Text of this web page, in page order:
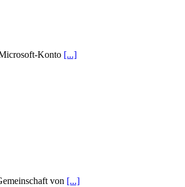
Konto [...]
von [...]